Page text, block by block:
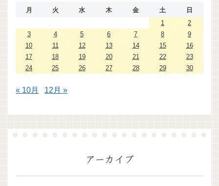
月 火 水 木 金 土
日
1
2
3
4 5 6 7 8
9
10
11 12 13 14 15
16
17
18 19 20 21 22
23
24
25 26 27 28 29 30
« 10月 12月 »
アーカイブ